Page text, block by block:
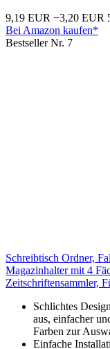
9,19 EUR −3,20 EUR
Bei Amazon kaufen*
Bestseller Nr. 7
Schreibtisch Ordner,
Magazinhalter mit 4
Zeitschriftensammler,
Schlichtes
aus, einfacher
Farben zur
Einfache